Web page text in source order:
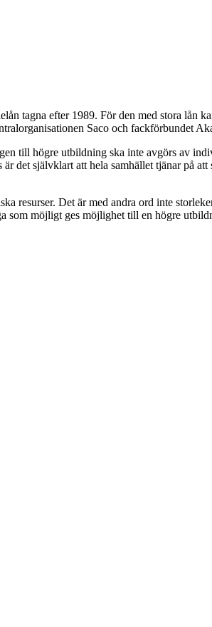
tagna efter 1989. För den med stora lån
Saco och fackförbundet
till högre utbildning ska inte avgörs av
det självklart att hela samhället tjänar på att
resurser. Det är med andra ord inte
som möjligt ges möjlighet till en högre